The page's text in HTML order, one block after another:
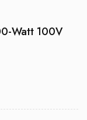
Watt 100V